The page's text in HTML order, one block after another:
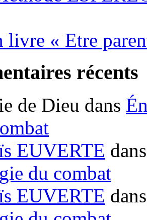
livre « Etre
récents
de Dieu dans
EUVERTE
du combat
EUVERTE